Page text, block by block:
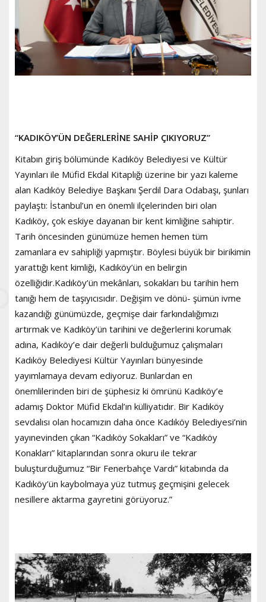
“KADIKÖY’ÜN DEĞERLERİNE SAHİP ÇIKIYORUZ”
Kitabın giriş bölümünde Kadıköy Belediyesi ve Kültür
Yayınları ile Müfid Ekdal Kitaplığı üzerine bir yazı kaleme
alan Kadıköy Belediye Başkanı Şerdil Dara Odabaşı, şunları
paylaştı: İstanbul’un en önemli ilçelerinden biri olan
Kadıköy, çok eskiye dayanan bir kent kimliğine sahiptir.
Tarih öncesinden günümüze hemen hemen tüm
zamanlara ev sahipliği yapmıştır. Böylesi büyük bir birikimin
yarattığı kent kimliği, Kadıköy’ün en belirgin
özelliğidir.Kadıköy’ün mekânları, sokakları bu tarihin hem
tanığı hem de taşıyıcısıdır. Değişim ve dönü- şümün ivme
kazandığı günümüzde, geçmişe dair farkındalığımızı
artırmak ve Kadıköy’ün tarihini ve değerlerini korumak
adına, Kadıköy’e dair değerli bulduğumuz çalışmaları
Kadıköy Belediyesi Kültür Yayınları bünyesinde
yayımlamaya devam ediyoruz. Bunlardan en
önemlilerinden biri de şüphesiz ki ömrünü Kadıköy’e
adamış Doktor Müfid Ekdal’ın külliyatıdır. Bir Kadıköy
sevdalısı olan hocamızın daha önce Kadıköy Belediyesi’nin
yayınevinden çıkan “Kadıköy Sokakları” ve “Kadıköy
Konakları” kitaplarından sonra okuru ile tekrar
buluşturduğumuz “Bir Fenerbahçe Vardı” kitabında da
Kadıköy’ün kaybolmaya yüz tutmuş geçmişini gelecek
nesillere aktarma gayretini görüyoruz.”